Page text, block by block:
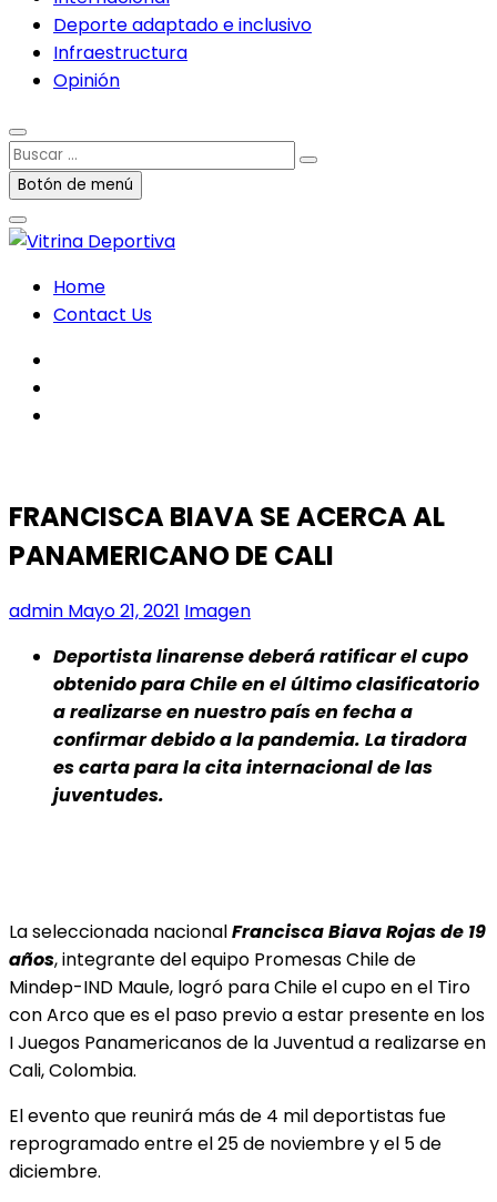
Deporte adaptado e inclusivo
Infraestructura
Opinión
Buscar
…Botón de menú
Home
Contact Us
FRANCISCA BIAVA SE ACERCA AL
PANAMERICANO DE CALI
admin Mayo 21, 2021 Imagen
Deportista linarense deberá ratificar el cupo
obtenido para Chile en el último clasificatorio
a realizarse en nuestro país en fecha a
confirmar debido a la pandemia. La tiradora
es carta para la cita internacional de las
juventudes.
La seleccionada nacionalFrancisca Biava Rojas de 19
años, integrante del equipo Promesas Chile de
Mindep-IND Maule, logró para Chile el cupo en el Tiro
con Arco que es el paso previo a estar presente en los
I Juegos Panamericanos de la Juventud a realizarse en
Cali, Colombia.
El evento que reunirá más de 4 mil deportistas fue
reprogramado entre el 25 de noviembre y el 5 de
diciembre.